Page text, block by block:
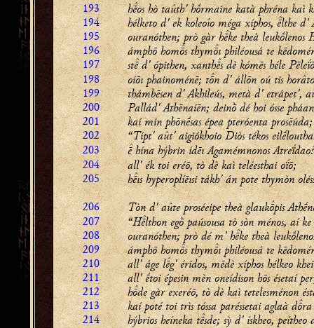
193 hos hò taûth' hṓrmaine katà phréna kaì
194 hélketo d' ek koleoîo méga xíphos, lthe d'
195 ouranóthen; prò gàr hke theà leukṓlenos
196 ámphō homs thymı philéousá te
197 st d' ópithen, xanths dè kómēs héle
198 oíōı phainoménē; tn d' állōn oú tis
199 thámbēsen d' Akhileús, metà d' etrápet',
200 Pallád' Athēnaíēn; deinṑ dé hoi ósse
201 kaí min phōnḗsas épea pteróenta prosēúda;
202 “Típt' aût' aigiókhoio Diòs tékos
203  hína hýbrin ídēı Agamémnonos Atreḯdao?
204 all' ék toi eréō, tò dè kaì teléesthai oḯō;
205 hıs hyperoplíēısi tákh' án pote thymòn
206 Tòn d' aûte proséeipe theà glaukpis
207 “Hlthon egṑ paúsousa tò sòn ménos, aí
208 ouranóthen; prò dé m' hke theà
209 ámphō homs thymı philéousá te
210 all' áge lg' éridos, mēdè xíphos hélkeo
211 all' ḗtoi épesin mèn oneídison hōs ésetaí
212 hde gàr exeréō, tò dè kaì tetelesménon
213 kaí poté toi trìs tóssa paréssetai aglaà dra
214 hýbrios heíneka tsde; sỳ d' ískheo,